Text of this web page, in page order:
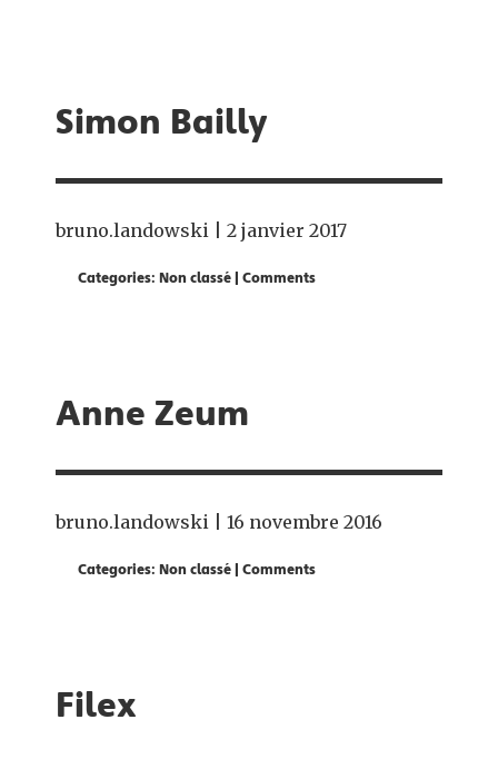
Simon Bailly
bruno.landowski 2 janvier 2017
Categories: Non classé Comments
Anne Zeum
bruno.landowski 16 novembre 2016
Categories: Non classé Comments
Filex